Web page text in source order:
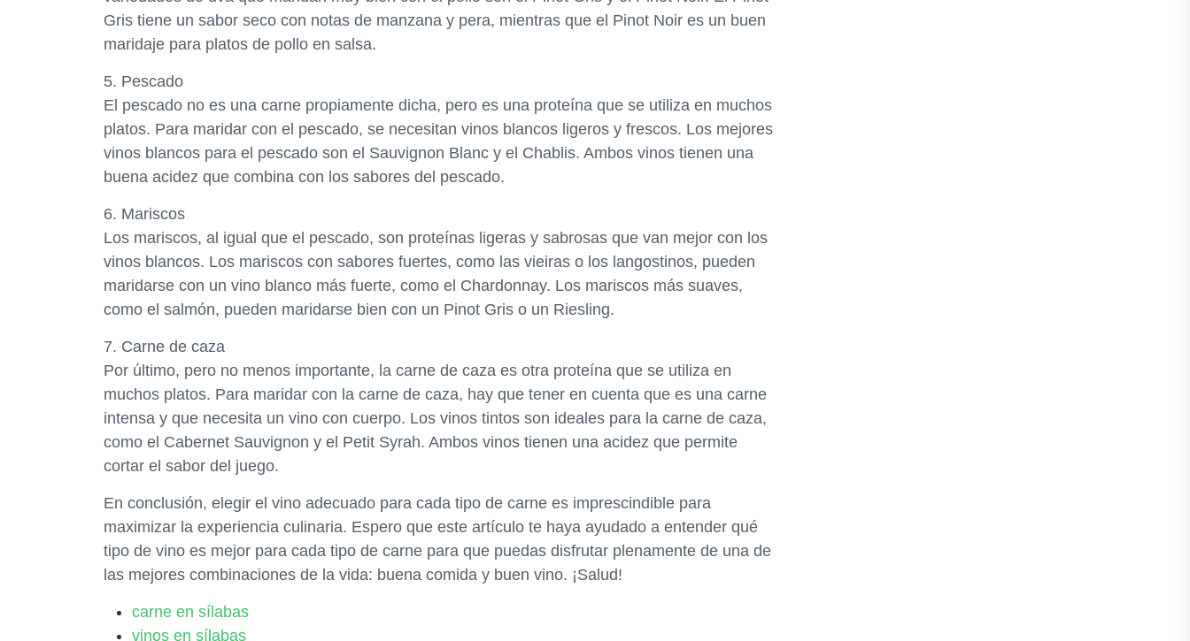
Gris tiene un sabor seco con notas de manzana y pera, mientras que el Pinot Noir es un buen
maridaje para platos de pollo en salsa.
5. Pescado
El pescado no es una carne propiamente dicha, pero es una proteína que se utiliza en muchos
platos. Para maridar con el pescado, se necesitan vinos blancos ligeros y frescos. Los mejores
vinos blancos para el pescado son el Sauvignon Blanc y el Chablis. Ambos vinos tienen una
buena acidez que combina con los sabores del pescado.
6. Mariscos
Los mariscos, al igual que el pescado, son proteínas ligeras y sabrosas que van mejor con los
vinos blancos. Los mariscos con sabores fuertes, como las vieiras o los langostinos, pueden
maridarse con un vino blanco más fuerte, como el Chardonnay. Los mariscos más suaves,
como el salmón, pueden maridarse bien con un Pinot Gris o un Riesling.
7. Carne de caza
Por último, pero no menos importante, la carne de caza es otra proteína que se utiliza en
muchos platos. Para maridar con la carne de caza, hay que tener en cuenta que es una carne
intensa y que necesita un vino con cuerpo. Los vinos tintos son ideales para la carne de caza,
como el Cabernet Sauvignon y el Petit Syrah. Ambos vinos tienen una acidez que permite
cortar el sabor del juego.
En conclusión, elegir el vino adecuado para cada tipo de carne es imprescindible para
maximizar la experiencia culinaria. Espero que este artículo te haya ayudado a entender qué
tipo de vino es mejor para cada tipo de carne para que puedas disfrutar plenamente de una de
las mejores combinaciones de la vida: buena comida y buen vino. ¡Salud!
carne en sílabas
vinos en sílabas